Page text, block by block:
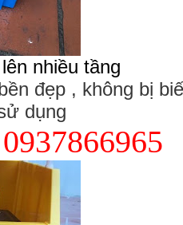
nhiều tầng
đẹp , không bị
dụng